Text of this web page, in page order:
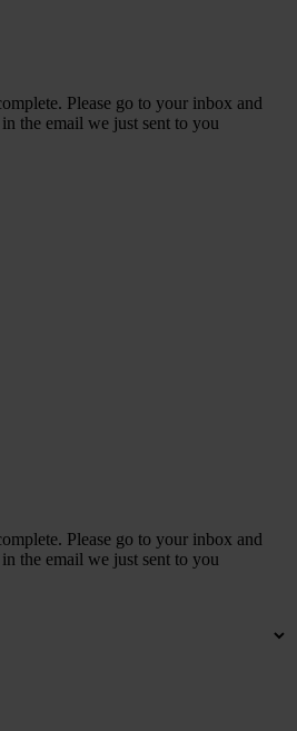
Please go to your inbox and
the email we just sent to you
Please go to your inbox and
the email we just sent to you